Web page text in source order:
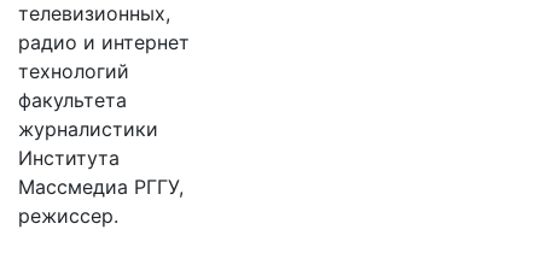
телевизионных,
радио и интернет
технологий
факультета
журналистики
Института
Массмедиа РГГУ,
режиссер.